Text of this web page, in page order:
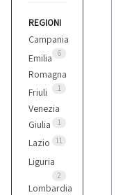
REGIONI
Campania
6
Emilia
Romagna
1
Friuli
Venezia
Giulia
1
Lazio 11
Liguria
2
Lombardia